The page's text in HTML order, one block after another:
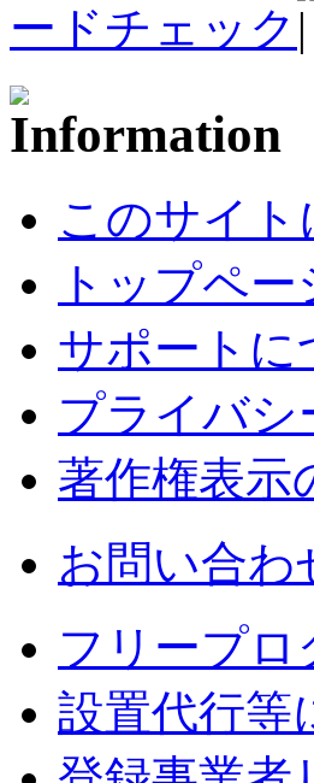
ードチェック
このサイト
トップペ
サポートに
プライバシ
著作権表示
お問い合わ
フリープロ
設置代行等